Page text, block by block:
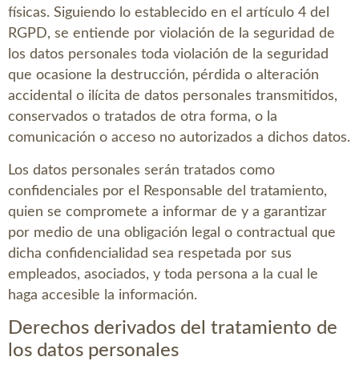
físicas. Siguiendo lo establecido en el artículo 4 del
RGPD, se entiende por violación de la seguridad de
los datos personales toda violación de la seguridad
que ocasione la destrucción, pérdida o alteración
accidental o ilícita de datos personales transmitidos,
conservados o tratados de otra forma, o la
comunicación o acceso no autorizados a dichos datos.
Los datos personales serán tratados como
confidenciales por el Responsable del tratamiento,
quien se compromete a informar de y a garantizar
por medio de una obligación legal o contractual que
dicha confidencialidad sea respetada por sus
empleados, asociados, y toda persona a la cual le
haga accesible la información.
Derechos derivados del tratamiento de
los datos personales